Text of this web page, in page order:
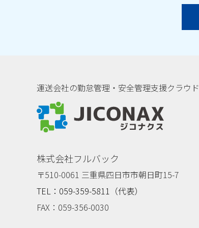
運送会社の勤怠管理・安全管理支援クラウド
株式会社フルバック
〒510-0061 三重県四日市市朝日町15-7
TEL：059-359-5811（代表）
FAX：059-356-0030